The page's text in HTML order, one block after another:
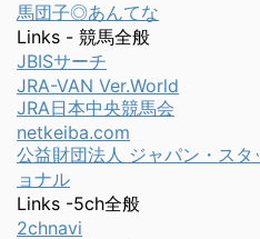
馬団子◎あんてな
Links - 競馬全般
JBISサーチ
JRA-VAN Ver.World
JRA日本中央競馬会
netkeiba.com
公益財団法人 ジャパン・ス
ョナル
Links -5ch全般
2chnavi